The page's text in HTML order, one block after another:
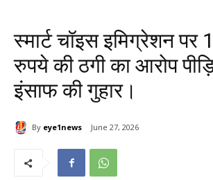
स्मार्ट चॉइस इमिग्रेशन
रुपये की ठगी का आरोप
इंसाफ की गुहार।
By eye1news June 27, 2026